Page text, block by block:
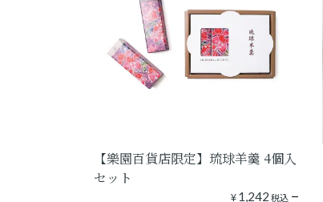
【樂園百貨店限定】琉球羊羹 4個入
セット
¥1,242税込